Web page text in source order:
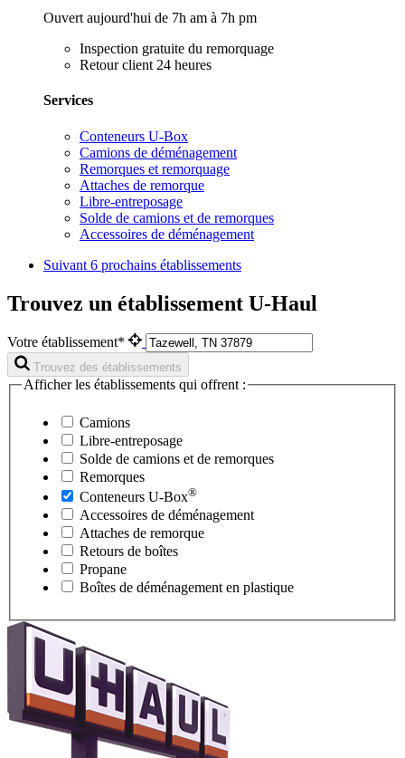
Ouvert aujourd'hui de 7h am à 7h pm
Inspection gratuite du remorquage
Retour client 24 heures
Services
Conteneurs U-Box
Camions de déménagement
Remorques et remorquage
Attaches de remorque
Libre-entreposage
Solde de camions et de remorques
Accessoires de déménagement
Suivant 6 prochains établissements
Trouvez un établissement U-Haul
Votre établissement*
Trouvez des établissements
Afficher les établissements qui offrent :
Camions
Libre-entreposage
Solde de camions et de remorques
Remorques
Conteneurs U-Box®
Accessoires de déménagement
Attaches de remorque
Retours de boîtes
Propane
Boîtes de déménagement en plastique